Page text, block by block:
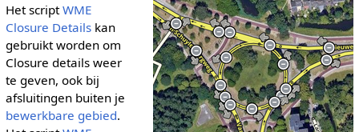
Het scriptWME
Closure Detailskan
gebruikt worden om
Closure details weer
te geven, ook bij
afsluitingen buiten je
bewerkbare gebied.